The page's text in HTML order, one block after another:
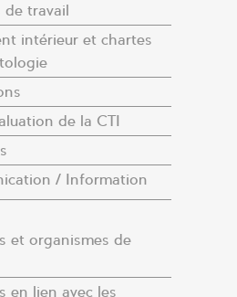
de travail
intérieur et chartes
de la CTI
/ Information
et organismes de
en lien avec les